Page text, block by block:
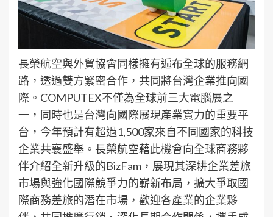
長榮航空與外貿協會同樣擁有遍布全球的服務網
路，透過雙方緊密合作，共同將台灣企業推向國
際。COMPUTEX不僅為全球前三大電腦展之
一，同時也是台灣向國際展現產業實力的重要平
台，今年預計有超過1,500家來自不同國家的科技
企業共襄盛舉。長榮航空藉此機會向全球商務夥
伴介紹全新升級的BizFam，展現其深耕企業差旅
市場與強化國際競爭力的嶄新布局，擴大爭取國
際商務差旅的潛在市場，歡迎各產業的企業夥